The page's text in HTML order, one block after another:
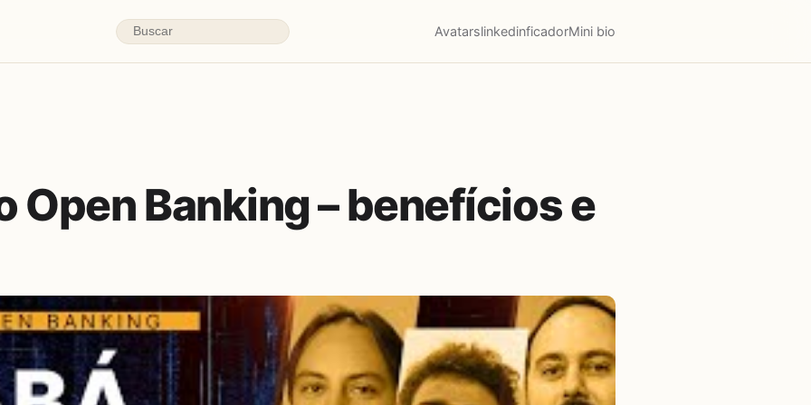
AvatarslinkedinficadorMini bio
Open Banking – benefícios e